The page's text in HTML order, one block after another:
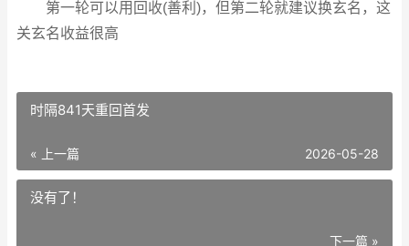
第一轮可以用回收(善利)，但第二轮就建议换玄名，这
关玄名收益很高
时隔841天重回首发
« 上一篇 2026-05-28
没有了！
下一篇 »